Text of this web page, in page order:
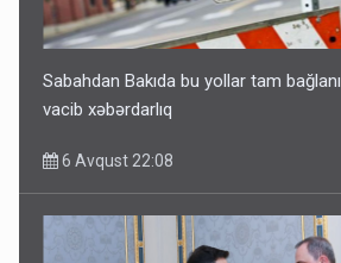
Sabahdan Bakıda bu yollar tam
vacib xəbərdarlıq
6 Avqust 22:08